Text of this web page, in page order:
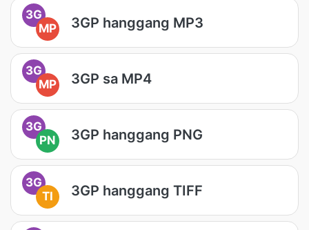
3G
MP
3GP hanggang MP3
3G
MP
3GP sa MP4
3G
PN
3GP hanggang PNG
3G
TI
3GP hanggang TIFF